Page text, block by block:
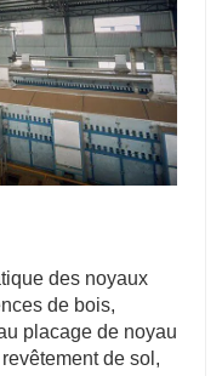
des noyaux
de bois,
placage de noyau
de sol,